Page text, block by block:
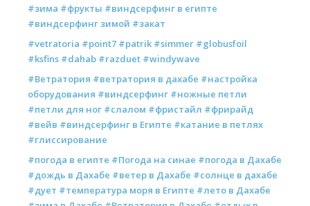
#зима #фрукты #виндсерфинг в египте
#виндсерфинг зимой #закат
#vetratoria #point7 #patrik #simmer #globusfoil
#ksfins #dahab #razduet #windywave
#Ветратория #ветратория в дахабе #настройка
оборудования #виндсерфинг #ножные петли
#петли для ног #слалом #фристайл #фрирайд
#вейв #виндсерфинг в Египте #катание в петлях
#глиссирование
#погода в египте #Погода на синае #погода в Дахабе
#дождь в Дахабе #ветер в Дахабе #солнце в дахабе
#дует #температура моря в Египте #лето в Дахабе